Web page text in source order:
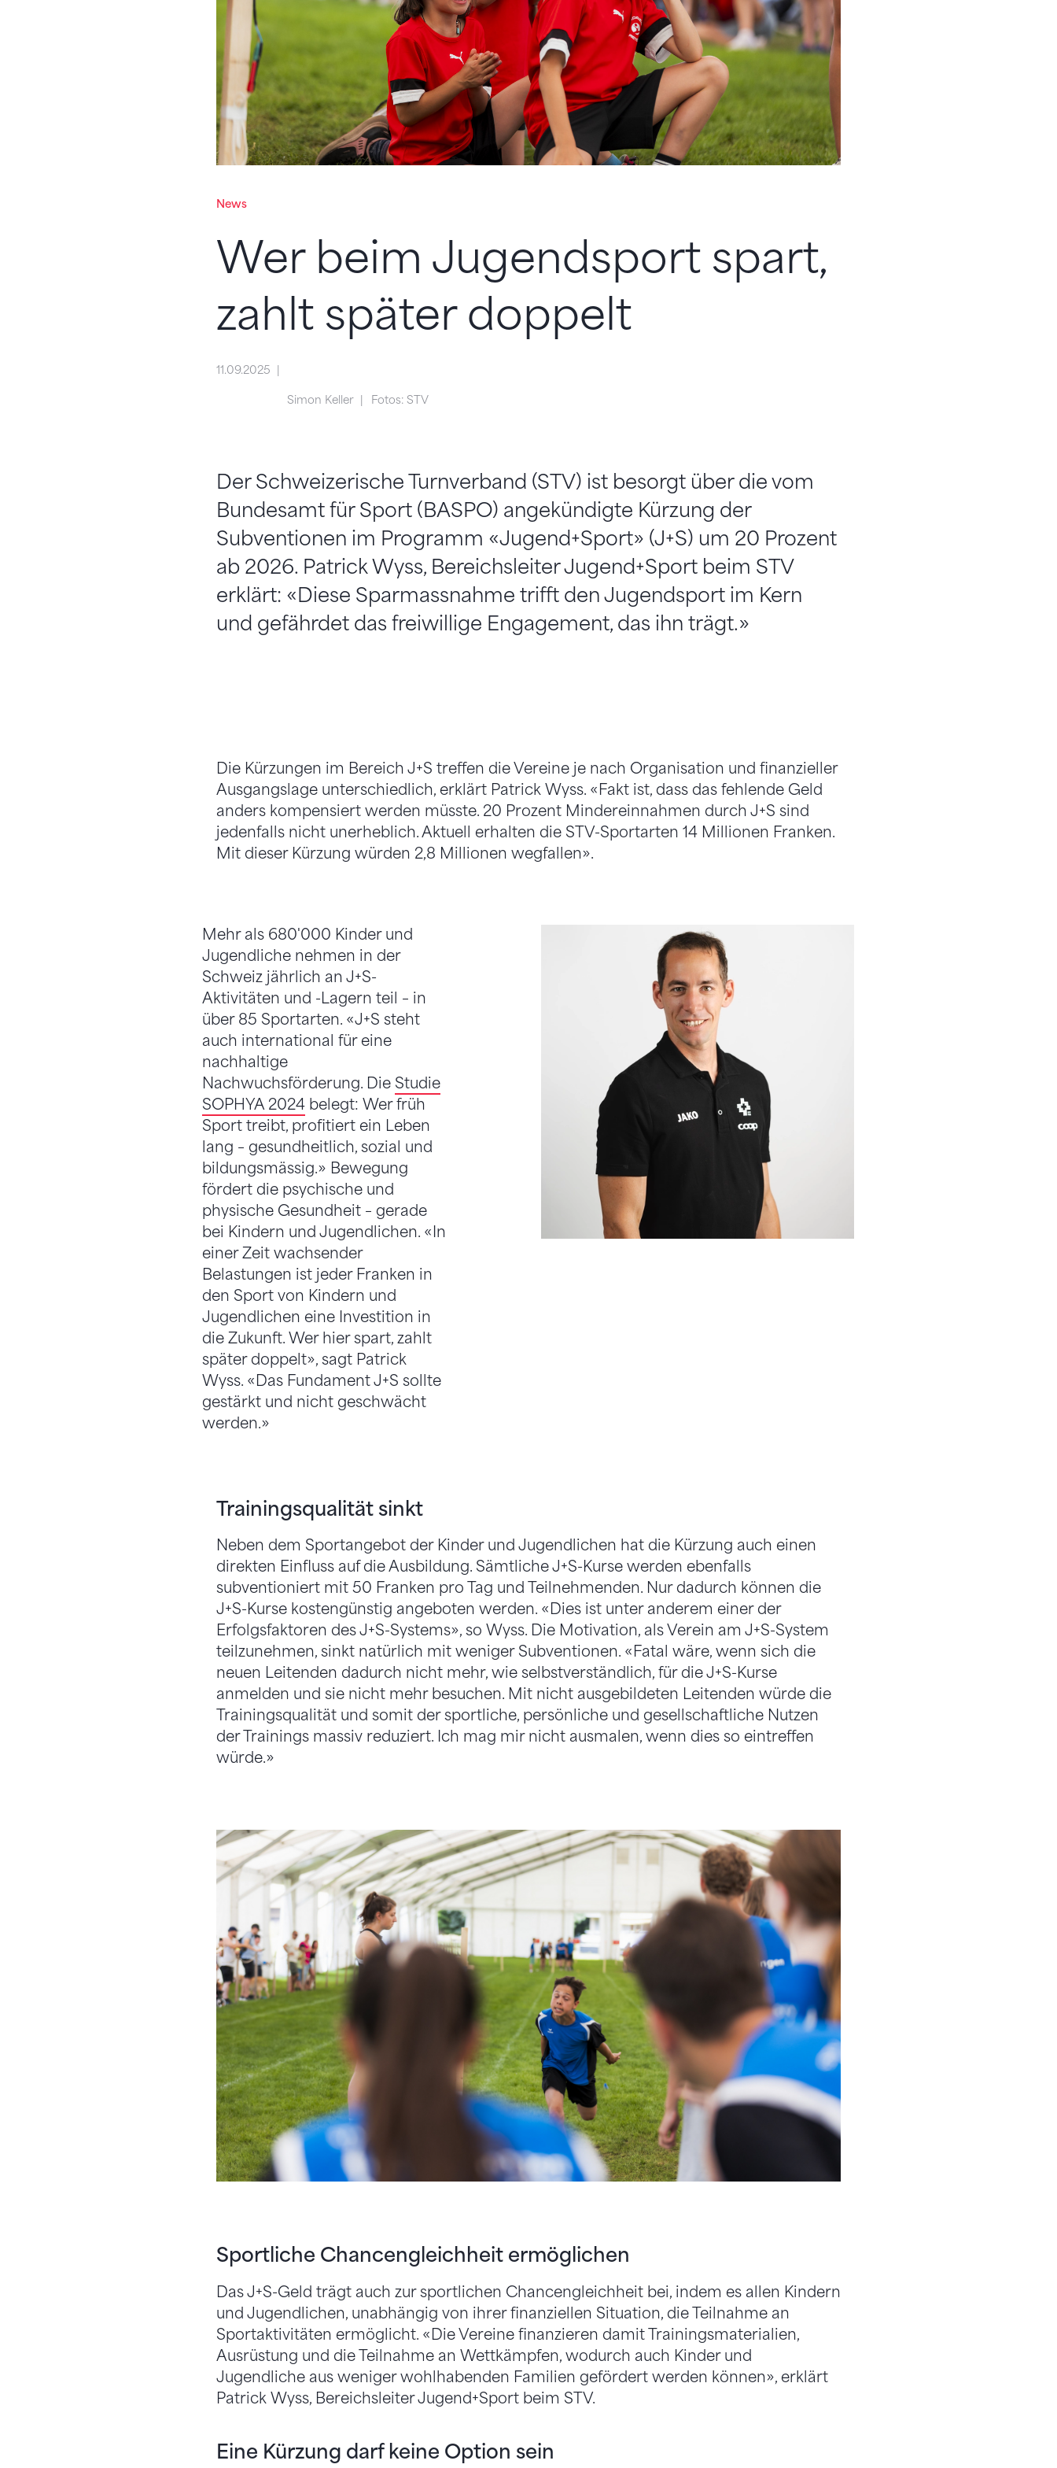
News
Wer beim Jugendsport spart,
zahlt später doppelt
11.09.2025
Simon Keller Fotos: STV
Der Schweizerische Turnverband (STV) ist besorgt über die vom
Bundesamt für Sport (BASPO) angekündigte Kürzung der
Subventionen im Programm «Jugend+Sport» (J+S) um 20 Prozent
ab 2026. Patrick Wyss, Bereichsleiter Jugend+Sport beim STV
erklärt: «Diese Sparmassnahme trifft den Jugendsport im Kern
und gefährdet das freiwillige Engagement, das ihn trägt.»
Die Kürzungen im Bereich J+S treffen die Vereine je nach Organisation und finanzieller
Ausgangslage unterschiedlich, erklärt Patrick Wyss. «Fakt ist, dass das fehlende Geld
anders kompensiert werden müsste. 20 Prozent Mindereinnahmen durch J+S sind
jedenfalls nicht unerheblich. Aktuell erhalten die STV-Sportarten 14 Millionen Franken.
Mit dieser Kürzung würden 2,8 Millionen wegfallen».
Mehr als 680'000 Kinder und
Jugendliche nehmen in der
Schweiz jährlich an J+S-
Aktivitäten und -Lagern teil – in
über 85 Sportarten. «J+S steht
auch international für eine
nachhaltige
Nachwuchsförderung. Die Studie
SOPHYA 2024 belegt: Wer früh
Sport treibt, profitiert ein Leben
lang – gesundheitlich, sozial und
bildungsmässig.» Bewegung
fördert die psychische und
physische Gesundheit – gerade
bei Kindern und Jugendlichen. «In
einer Zeit wachsender
Belastungen ist jeder Franken in
den Sport von Kindern und
Jugendlichen eine Investition in
die Zukunft. Wer hier spart, zahlt
später doppelt», sagt Patrick
Wyss. «Das Fundament J+S sollte
gestärkt und nicht geschwächt
werden.»
Trainingsqualität sinkt
Neben dem Sportangebot der Kinder und Jugendlichen hat die Kürzung auch einen
direkten Einfluss auf die Ausbildung. Sämtliche J+S-Kurse werden ebenfalls
subventioniert mit 50 Franken pro Tag und Teilnehmenden. Nur dadurch können die
J+S-Kurse kostengünstig angeboten werden. «Dies ist unter anderem einer der
Erfolgsfaktoren des J+S-Systems», so Wyss. Die Motivation, als Verein am J+S-System
teilzunehmen, sinkt natürlich mit weniger Subventionen. «Fatal wäre, wenn sich die
neuen Leitenden dadurch nicht mehr, wie selbstverständlich, für die J+S-Kurse
anmelden und sie nicht mehr besuchen. Mit nicht ausgebildeten Leitenden würde die
Trainingsqualität und somit der sportliche, persönliche und gesellschaftliche Nutzen
der Trainings massiv reduziert. Ich mag mir nicht ausmalen, wenn dies so eintreffen
würde.»
Sportliche Chancengleichheit ermöglichen
Das J+S-Geld trägt auch zur sportlichen Chancengleichheit bei, indem es allen Kindern
und Jugendlichen, unabhängig von ihrer finanziellen Situation, die Teilnahme an
Sportaktivitäten ermöglicht. «Die Vereine finanzieren damit Trainingsmaterialien,
Ausrüstung und die Teilnahme an Wettkämpfen, wodurch auch Kinder und
Jugendliche aus weniger wohlhabenden Familien gefördert werden können», erklärt
Patrick Wyss, Bereichsleiter Jugend+Sport beim STV.
Eine Kürzung darf keine Option sein